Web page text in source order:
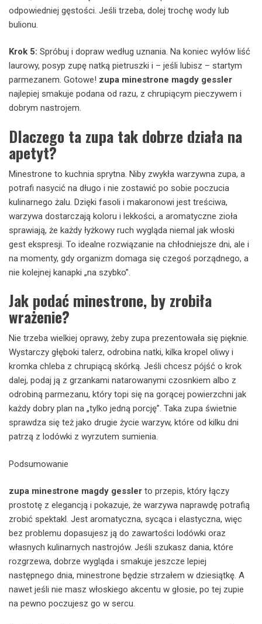
odpowiedniej gęstości. Jeśli trzeba, dolej trochę wody lub
bulionu.
Krok 5: Spróbuj i dopraw według uznania. Na koniec wyłów liść
laurowy, posyp zupę natką pietruszki i – jeśli lubisz – startym
parmezanem. Gotowe! zupa minestrone magdy gessler
najlepiej smakuje podana od razu, z chrupiącym pieczywem i
dobrym nastrojem.
Dlaczego ta zupa tak dobrze działa na
apetyt?
Minestrone to kuchnia sprytna. Niby zwykła warzywna zupa, a
potrafi nasycić na długo i nie zostawić po sobie poczucia
kulinarnego żalu. Dzięki fasoli i makaronowi jest treściwa,
warzywa dostarczają koloru i lekkości, a aromatyczne zioła
sprawiają, że każdy łyżkowy ruch wygląda niemal jak włoski
gest ekspresji. To idealne rozwiązanie na chłodniejsze dni, ale i
na momenty, gdy organizm domaga się czegoś porządnego, a
nie kolejnej kanapki „na szybko”.
Jak podać minestrone, by zrobiła
wrażenie?
Nie trzeba wielkiej oprawy, żeby zupa prezentowała się pięknie.
Wystarczy głęboki talerz, odrobina natki, kilka kropel oliwy i
kromka chleba z chrupiącą skórką. Jeśli chcesz pójść o krok
dalej, podaj ją z grzankami natarowanymi czosnkiem albo z
odrobiną parmezanu, który topi się na gorącej powierzchni jak
każdy dobry plan na „tylko jedną porcję”. Taka zupa świetnie
sprawdza się też jako drugie życie warzyw, które od kilku dni
patrzą z lodówki z wyrzutem sumienia.
Podsumowanie
zupa minestrone magdy gessler to przepis, który łączy
prostotę z elegancją i pokazuje, że warzywa naprawdę potrafią
zrobić spektakl. Jest aromatyczna, sycąca i elastyczna, więc
bez problemu dopasujesz ją do zawartości lodówki oraz
własnych kulinarnych nastrojów. Jeśli szukasz dania, które
rozgrzewa, dobrze wygląda i smakuje jeszcze lepiej
następnego dnia, minestrone będzie strzałem w dziesiątkę. A
nawet jeśli nie masz włoskiego akcentu w głosie, po tej zupie
na pewno poczujesz go w sercu.